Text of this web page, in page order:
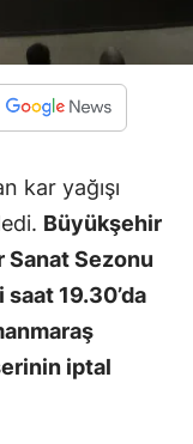
kar yağışı
Büyükşehir
Sanat Sezonu
19.30’da
iptal